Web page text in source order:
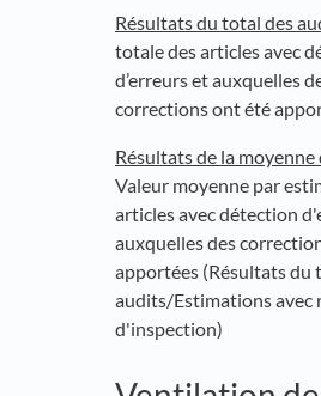
Résultats du total des
totale des articles avec
d’erreurs et auxquelles
corrections ont été
Résultats de la moyenne
Valeur moyenne par
articles avec détection
auxquelles des
apportées (Résultats du
audits/Estimations avec
d'inspection)